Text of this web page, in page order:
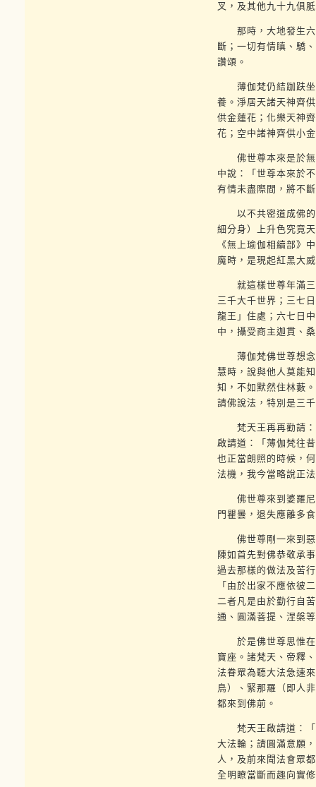
叉，及其他九十九俱
那時，大地發生六
斷；一切有情瞋、驕
讚頌。
薄伽梵仍結跏趺坐
養。淨居天諸天神齊
供金蓮花；化樂天神
花；空中諸神齊供小
佛世尊本來是於無
中說：「世尊本來於
有情未盡際間，將不
以不共密道成佛的
細分身）上升色究竟
《無上瑜伽相續部》
魔時，是現起紅黑大
就這樣世尊年滿三
三千大千世界；三七
龍王」住處；六七日
中，攝受商主迦貫、
薄伽梵佛世尊想念
慧時，說與他人莫能
知，不如默然住林藪
請佛說法，特別是三
梵天王再再勸請：
啟請道：「薄伽梵往
也正當朗照的時候，
法機，我今當略說正
佛世尊來到婆羅尼
門瞿曇，退失應離多
佛世尊剛一來到惡
陳如首先對佛恭敬承
過去那樣的做法及苦
「由於出家不應依彼
二者凡是由於勤行自
通、圓滿菩提、涅槃
於是佛世尊思惟在
寶座。諸梵天、帝釋
法眷眾為聽大法急速
鳥）、緊那羅（即人
都來到佛前。
梵天王啟請道：「
大法輪；請圓滿意願
人，及前來聞法會眾
全明瞭當斷而趣向實